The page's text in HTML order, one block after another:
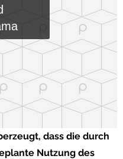
dass die durch
Nutzung des